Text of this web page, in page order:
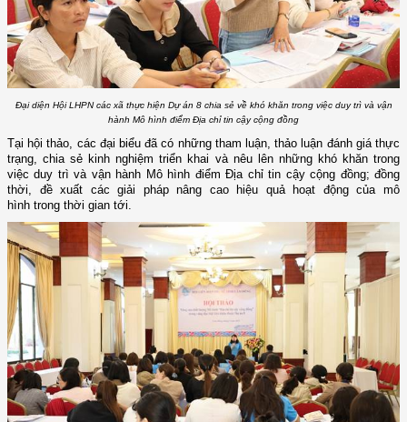
Đại diện Hội LHPN các xã thực hiện Dự án 8 chia sẻ về khó khăn trong việc duy trì và vận
hành Mô hình điểm Địa chỉ tin cậy cộng đồng
Tại hội thảo, các đại biểu đã có những tham luận, thảo luận đánh giá thực
trạng, chia sẻ kinh nghiệm triển khai và nêu lên những khó khăn trong
việc duy trì và vận hành Mô hình điểm Địa chỉ tin cậy cộng đồng; đồng
thời, đề xuất các giải pháp nâng cao hiệu quả hoạt động của mô
hình trong thời gian tới.